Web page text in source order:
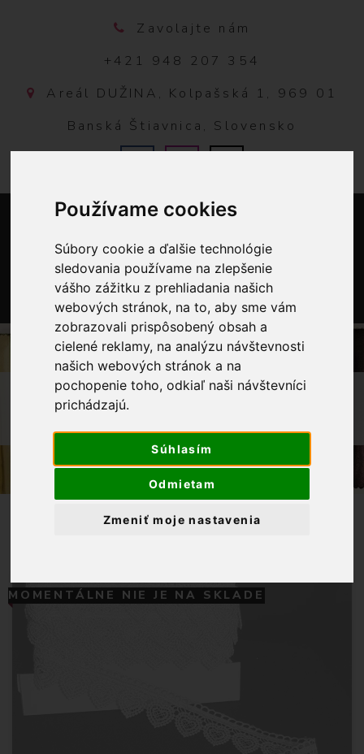
Používame cookies
Súbory cookie a ďalšie technológie
sledovania používame na zlepšenie
vášho zážitku z prehliadania našich
webových stránok, na to, aby sme vám
zobrazovali prispôsobený obsah a
cielené reklamy, na analýzu návštevnosti
našich webových stránok a na
pochopenie toho, odkiaľ naši návštevníci
prichádzajú.
Súhlasím
Odmietam
Zmeniť moje nastavenia
Zavolajte nám
+421 948 207 354
Areál DUŽINA, Kolpašská 1, 969 01
Banská Štiavnica, Slovensko
0
OBCHOD
GALANTÉRIA
KRAJKA VZDUŠNÁ 30 MM BIELE
SRDIEČKA
MOMENTÁLNE NIE JE NA SKLADE